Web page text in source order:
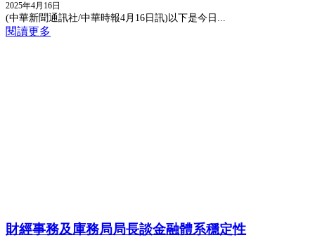
2025年4月16日
(中華新聞通訊社/中華時報4月16日訊)以下是今日...
閱讀更多
財經事務及庫務局局長談金融體系穩定性